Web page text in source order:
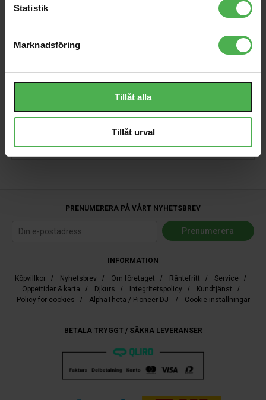
Statistik
Marknadsföring
Tillåt alla
Tillåt urval
Produktbeskrivning
Visa orginaltexten
PRENUMERERA PÅ VÅRT NYHETSBREV
INFORMATION
Köpvillkor / Nyhetsbrev / Om företaget / Räntefritt / Service /
Öppettider & karta / Djkurs / Integritetspolicy / Kundtjänst /
Policy för cookies / AlphaTheta / Pioneer DJ / Cookie-inställningar
BETALA TRYGGT / SÄKRA LEVERANSER